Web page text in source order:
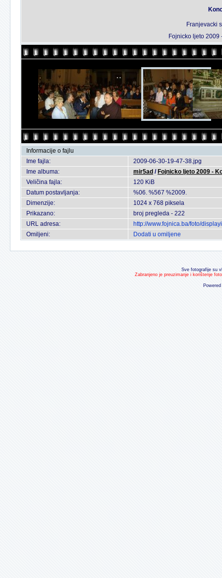
Franjevacki
Fojnicko ljeto 2009
Informacije o fajlu
Ime fajla:
2009-06-30-19-47-38.jpg
Ime albuma:
mir5ad / Fojnicko ljeto 2009 -
Veličina fajla:
120 KiB
Datum postavljanja:
%06. %567 %2009.
Dimenzije:
1024 x 768 piksela
Prikazano:
broj pregleda - 222
URL adresa:
http://www.fojnica.ba/foto/
Omiljeni:
Dodati u omiljene
Sve fotografije su
Zabranjeno je preuzimanje i korištenje